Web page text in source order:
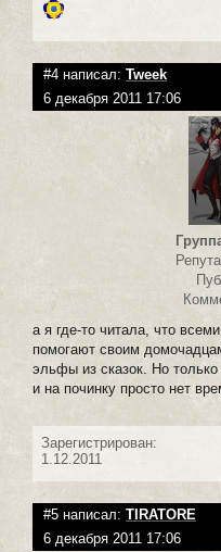
#4 написал: Tweek
6 декабря 2011 17:06
а я где-то читала, что
помогают своим
эльфы из сказок. Но
и на починку просто нет
Зарегистрирован:
1.12.2011
#5 написал: TIRATORE
6 декабря 2011 17:06